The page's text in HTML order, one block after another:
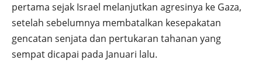
pertama sejak Israel melanjutkan agresinya ke Gaza,
setelah sebelumnya membatalkan kesepakatan
gencatan senjata dan pertukaran tahanan yang
sempat dicapai pada Januari lalu.